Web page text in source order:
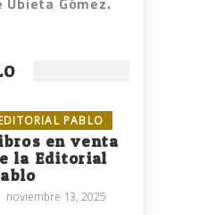
PABLO
en venta
la Editorial
noviembre 13, 2025